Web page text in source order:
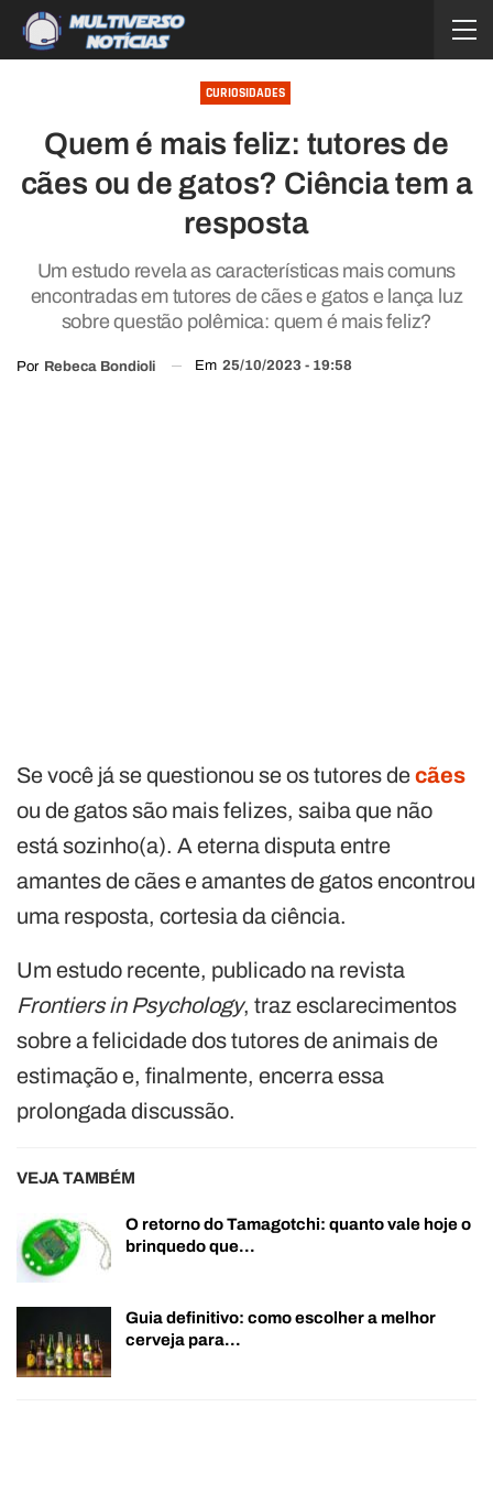
CURIOSIDADES
Quem é mais feliz: tutores de
cães ou de gatos? Ciência tem a
resposta
Um estudo revela as características mais comuns
encontradas em tutores de cães e gatos e lança luz
sobre questão polêmica: quem é mais feliz?
Por Rebeca Bondioli Em 25/10/2023 - 19:58
Se você já se questionou se os tutores decães
ou de gatos são mais felizes, saiba que não
está sozinho(a). A eterna disputa entre
amantes de cães e amantes de gatos encontrou
uma resposta, cortesia da ciência.
Um estudo recente, publicado na revista
Frontiers in Psychology, traz esclarecimentos
sobre a felicidade dos tutores de animais de
estimação e, finalmente, encerra essa
prolongada discussão.
VEJA TAMBÉM
O retorno do Tamagotchi: quanto vale hoje o
brinquedo que…
Guia definitivo: como escolher a melhor
cerveja para…